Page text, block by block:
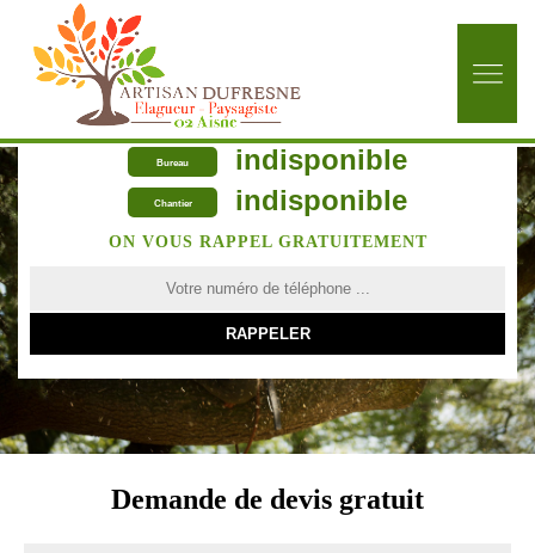
Bureau indisponible
Chantier indisponible
ON VOUS RAPPEL GRATUITEMENT
Demande de devis gratuit